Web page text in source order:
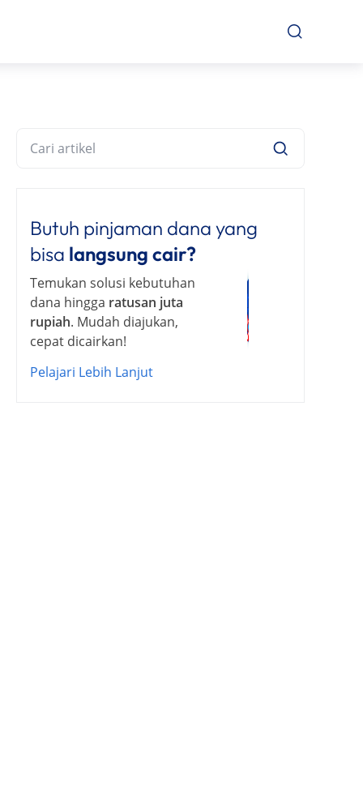
Butuh pinjaman dana yang
bisa langsung cair?
Temukan solusi kebutuhan
dana hingga ratusan juta
rupiah. Mudah diajukan,
cepat dicairkan!
Pelajari Lebih Lanjut